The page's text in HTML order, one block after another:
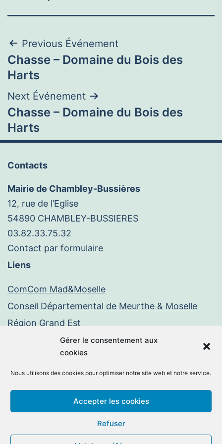
Gérer le consentement aux
cookies
Nous utilisons des cookies pour optimiser notre site web et notre service.
Accepter les cookies
Refuser
Navigation
de
l’article
Previous Événement
Chasse – Domaine du Bois des
Harts
Next Événement
Chasse – Domaine du Bois des
Harts
Contacts
Mairie de Chambley-Bussières
12, rue de l’Eglise
54890 CHAMBLEY-BUSSIERES
03.82.33.75.32
Contact par formulaire
Liens
ComCom Mad&Moselle
Conseil Départemental de Meurthe & Moselle
Région Grand Est
Paiement en ligne
Mentions légales Politique de confidentialité
Facebook